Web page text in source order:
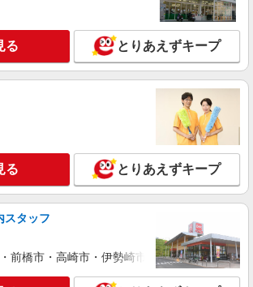
時給1500円〜2125円 ＜日払い有/週払い有/交
費全支給(ガソリン代含む)＞
常陸太田市
詳細を見る
護助手／資格も経験も必要なし＊やさしい気
ちがあれば十分◎
時給1500円〜2125円 ＜日払い有/週払い有/交
費全支給(ガソリン代含む)＞
詳細を見る
る とりあえずキープ
る とりあえずキープ
スタッフ
前橋市・高崎市・伊勢崎市・太田市・館林市